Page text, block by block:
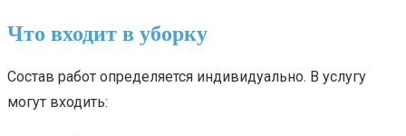
Что входит в уборку
Состав работ определяется индивидуально. В услугу
могут входить: